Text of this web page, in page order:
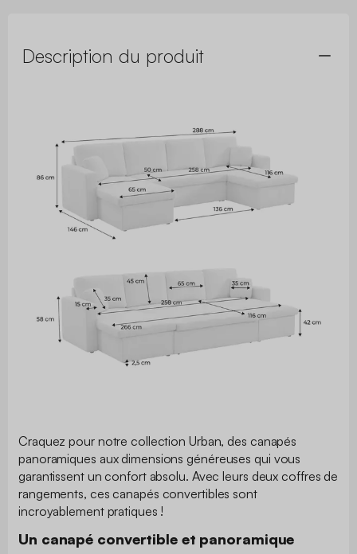
Description du produit
Craquez pour notre collection Urban, des canapés
panoramiques aux dimensions généreuses qui vous
garantissent un confort absolu. Avec leurs deux coffres de
rangements, ces canapés convertibles sont
incroyablement pratiques !
Un canapé convertible et panoramique